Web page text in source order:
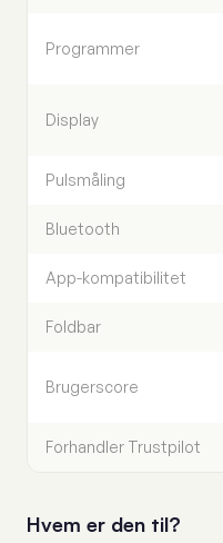
Programmer
Display
Pulsmåling
Bluetooth
App-kompatibilitet
Foldbar
Brugerscore
Forhandler Trustpilot
Hvem er den til?